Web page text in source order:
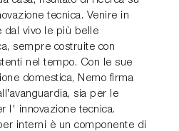
tecnica. Venire in
dal vivo le più belle
sempre costruite con
nel tempo. Con le sue
domestica, Nemo firma
sia per le
l' innovazione tecnica.
interni è un componente di